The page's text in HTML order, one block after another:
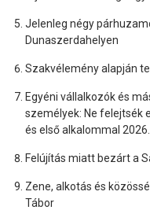
Jelenleg négy
Dunaszerdahelyen
Szakvélemény alapján
Egyéni vállalkozók és
személyek: Ne felejtsék
és első alkalommal
Felújítás miatt bezárt a
Zene, alkotás és
Tábor